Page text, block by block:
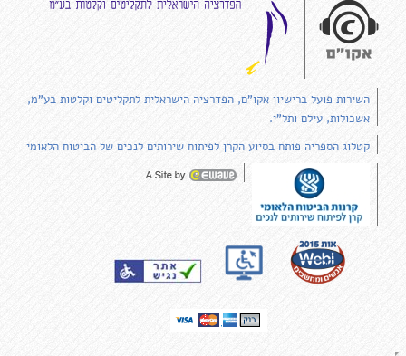
השירות פועל ברישיון אקו"ם, הפדרציה הישראלית לתקליטים וקלטות בע"מ,
אשכולות, עילם ותל"י.
קטלוג הספריה פותח בסיוע הקרן לפיתוח שירותים לנכים של הביטוח הלאומי